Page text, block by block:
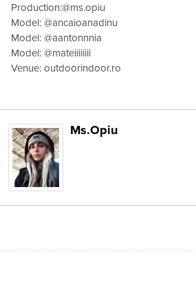
Production:@ms.opiu
Model: @ancaioanadinu
Model: @aantonnnia
Model: @mateiiiiiiii
Venue: outdoorindoor.ro
Ms.Opiu